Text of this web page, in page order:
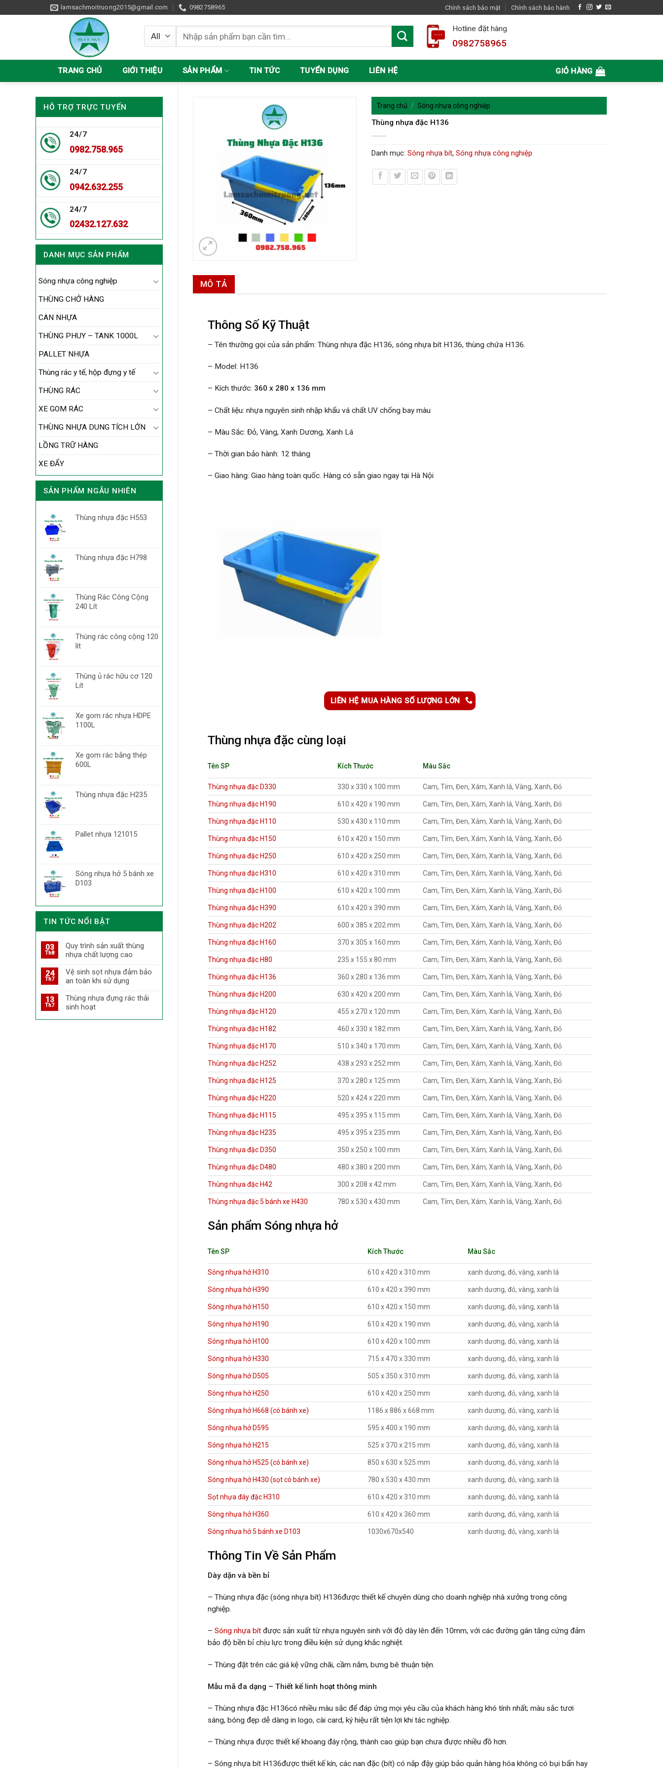
to
lamsachmoitruong2015@gmail.com 0982758965 Chính sách bảo mật Chính sách bảo hành
Tìm
kiếm:
Hotline đặt hàng
0982758965
TRANG CHỦ GIỚI THIỆU SẢN PHẨM TIN TỨC TUYỂN DỤNG LIÊN HỆ GIỎ HÀNG
HỖ TRỢ TRỰC TUYẾN
24/7
0982.758.965
24/7
0942.632.255
24/7
02432.127.632
DANH MỤC SẢN PHẨM
Sóng nhựa công nghiệp
THÙNG CHỞ HÀNG
CAN NHỰA
THÙNG PHUY – TANK 1000L
PALLET NHỰA
Thùng rác y tế, hộp đựng y tế
THÙNG RÁC
XE GOM RÁC
THÙNG NHỰA DUNG TÍCH LỚN
LỒNG TRỮ HÀNG
XE ĐẨY
SẢN PHẨM NGẪU NHIÊN
Thùng nhựa đặc H553
Thùng nhựa đặc H798
Thùng Rác Công Cộng
240 Lít
Thùng rác công cộng 120
lít
Thùng ủ rác hữu cơ 120
Lít
Xe gom rác nhựa HDPE
1100L
Xe gom rác bằng thép
600L
Thùng nhựa đặc H235
Pallet nhựa 121015
Sóng nhựa hở 5 bánh xe
D103
TIN TỨC NỔI BẬT
03
Th8
Quy trình sản xuất thùng
nhựa chất lượng cao
24
Th7
Vệ sinh sọt nhựa đảm bảo
an toàn khi sử dụng
13
Th7
Thùng nhựa đựng rác thải
sinh hoạt
Trang chủ / Sóng nhựa công nghiệp
Thùng nhựa đặc H136
Danh mục:Sóng nhựa bít,Sóng nhựa công nghiệp
MÔ TẢ
Thông Số Kỹ Thuật
– Tên thường gọi của sản phẩm: Thùng nhựa đặc H136, sóng nhựa bít H136, thùng chứa H136.
– Model: H136
– Kích thước: 360 x 280 x 136 mm
– Chất liệu: nhựa nguyên sinh nhập khẩu vá chất UV chống bay màu
– Màu Sắc: Đỏ, Vàng, Xanh Dương, Xanh Lá
– Thời gian bảo hành: 12 tháng
– Giao hàng: Giao hàng toàn quốc. Hàng có sẵn giao ngay tại Hà Nội
LIÊN HỆ MUA HÀNG SỐ LƯỢNG LỚN
Thùng nhựa đặc cùng loại
Tên SP Kích Thước Màu Sắc
Thùng nhựa đặc D330 330 x 330 x 100 mm Cam, Tím, Đen, Xám, Xanh lá, Vàng, Xanh, Đỏ
Thùng nhựa đặc H190 610 x 420 x 190 mm Cam, Tím, Đen, Xám, Xanh lá, Vàng, Xanh, Đỏ
Thùng nhựa đặc H110 530 x 430 x 110 mm Cam, Tím, Đen, Xám, Xanh lá, Vàng, Xanh, Đỏ
Thùng nhựa đặc H150 610 x 420 x 150 mm Cam, Tím, Đen, Xám, Xanh lá, Vàng, Xanh, Đỏ
Thùng nhựa đặc H250 610 x 420 x 250 mm Cam, Tím, Đen, Xám, Xanh lá, Vàng, Xanh, Đỏ
Thùng nhựa đặc H310 610 x 420 x 310 mm Cam, Tím, Đen, Xám, Xanh lá, Vàng, Xanh, Đỏ
Thùng nhựa đặc H100 610 x 420 x 100 mm Cam, Tím, Đen, Xám, Xanh lá, Vàng, Xanh, Đỏ
Thùng nhựa đặc H390 610 x 420 x 390 mm Cam, Tím, Đen, Xám, Xanh lá, Vàng, Xanh, Đỏ
Thùng nhựa đặc H202 600 x 385 x 202 mm Cam, Tím, Đen, Xám, Xanh lá, Vàng, Xanh, Đỏ
Thùng nhựa đặc H160 370 x 305 x 160 mm Cam, Tím, Đen, Xám, Xanh lá, Vàng, Xanh, Đỏ
Thùng nhựa đặc H80 235 x 155 x 80 mm Cam, Tím, Đen, Xám, Xanh lá, Vàng, Xanh, Đỏ
Thùng nhựa đặc H136 360 x 280 x 136 mm Cam, Tím, Đen, Xám, Xanh lá, Vàng, Xanh, Đỏ
Thùng nhựa đặc H200 630 x 420 x 200 mm Cam, Tím, Đen, Xám, Xanh lá, Vàng, Xanh, Đỏ
Thùng nhựa đặc H120 455 x 270 x 120 mm Cam, Tím, Đen, Xám, Xanh lá, Vàng, Xanh, Đỏ
Thùng nhựa đặc H182 460 x 330 x 182 mm Cam, Tím, Đen, Xám, Xanh lá, Vàng, Xanh, Đỏ
Thùng nhựa đặc H170 510 x 340 x 170 mm Cam, Tím, Đen, Xám, Xanh lá, Vàng, Xanh, Đỏ
Thùng nhựa đặc H252 438 x 293 x 252 mm Cam, Tím, Đen, Xám, Xanh lá, Vàng, Xanh, Đỏ
Thùng nhựa đặc H125 370 x 280 x 125 mm Cam, Tím, Đen, Xám, Xanh lá, Vàng, Xanh, Đỏ
Thùng nhựa đặc H220 520 x 424 x 220 mm Cam, Tím, Đen, Xám, Xanh lá, Vàng, Xanh, Đỏ
Thùng nhựa đặc H115 495 x 395 x 115 mm Cam, Tím, Đen, Xám, Xanh lá, Vàng, Xanh, Đỏ
Thùng nhựa đặc H235 495 x 395 x 235 mm Cam, Tím, Đen, Xám, Xanh lá, Vàng, Xanh, Đỏ
Thùng nhựa đặc D350 350 x 250 x 100 mm Cam, Tím, Đen, Xám, Xanh lá, Vàng, Xanh, Đỏ
Thùng nhựa đặc D480 480 x 380 x 200 mm Cam, Tím, Đen, Xám, Xanh lá, Vàng, Xanh, Đỏ
Thùng nhựa đặc H42 300 x 208 x 42 mm Cam, Tím, Đen, Xám, Xanh lá, Vàng, Xanh, Đỏ
Thùng nhựa đặc 5 bánh xe H430 780 x 530 x 430 mm Cam, Tím, Đen, Xám, Xanh lá, Vàng, Xanh, Đỏ
Sản phẩm Sóng nhựa hở
Tên SP Kích Thước Màu Sắc
Sóng nhựa hở H310 610 x 420 x 310 mm xanh dương, đỏ, vàng, xanh lá
Sóng nhựa hở H390 610 x 420 x 390 mm xanh dương, đỏ, vàng, xanh lá
Sóng nhựa hở H150 610 x 420 x 150 mm xanh dương, đỏ, vàng, xanh lá
Sóng nhựa hở H190 610 x 420 x 190 mm xanh dương, đỏ, vàng, xanh lá
Sóng nhựa hở H100 610 x 420 x 100 mm xanh dương, đỏ, vàng, xanh lá
Sóng nhựa hở H330 715 x 470 x 330 mm xanh dương, đỏ, vàng, xanh lá
Sóng nhựa hở D505 505 x 350 x 310 mm xanh dương, đỏ, vàng, xanh lá
Sóng nhựa hở H250 610 x 420 x 250 mm xanh dương, đỏ, vàng, xanh lá
Sóng nhựa hở H668 (có bánh xe) 1186 x 886 x 668 mm xanh dương, đỏ, vàng, xanh lá
Sóng nhựa hở D595 595 x 400 x 190 mm xanh dương, đỏ, vàng, xanh lá
Sóng nhựa hở H215 525 x 370 x 215 mm xanh dương, đỏ, vàng, xanh lá
Sóng nhựa hở H525 (có bánh xe) 850 x 630 x 525 mm xanh dương, đỏ, vàng, xanh lá
Sóng nhựa hở H430 (sọt có bánh xe) 780 x 530 x 430 mm xanh dương, đỏ, vàng, xanh lá
Sọt nhựa đáy đặc H310 610 x 420 x 310 mm xanh dương, đỏ, vàng, xanh lá
Sóng nhựa hở H360 610 x 420 x 360 mm xanh dương, đỏ, vàng, xanh lá
Sóng nhựa hở 5 bánh xe D103 1030x670x540 xanh dương, đỏ, vàng, xanh lá
Thông Tin Về Sản Phẩm
Dày dặn và bền bỉ
– Thùng nhựa đặc (sóng nhựa bít) H136được thiết kế chuyên dùng cho doanh nghiệp nhà xưởng trong công
nghiệp.
– Sóng nhựa bít được sản xuất từ nhựa nguyên sinh với độ dày lên đến 10mm, với các đường gân tăng cứng đảm
bảo độ bền bỉ chịu lực trong điều kiện sử dụng khắc nghiệt.
– Thùng đặt trên các giá kệ vững chãi, cầm nắm, bưng bê thuận tiện.
Mẫu mã đa dạng – Thiết kế linh hoạt thông minh
– Thùng nhựa đặc H136có nhiều màu sắc để đáp ứng mọi yêu cầu của khách hàng khó tính nhất; màu sắc tươi
sáng, bóng đẹp dễ dàng in logo, cài card, ký hiệu rất tiện lợi khi tác nghiệp.
– Thùng nhựa được thiết kế khoang đáy rộng, thành cao giúp bạn chưa được nhiều đồ hơn.
– Sóng nhựa bít H136được thiết kế kín, các nan đặc (bít) có nắp đậy giúp bảo quản hàng hóa không có bụi bẩn hay